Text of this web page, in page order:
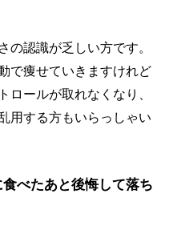
の認識が乏しい方です。
で痩せていきますけれど
ロールが取れなくなり、
用する方もいらっしゃい
べたあと後悔して落ち